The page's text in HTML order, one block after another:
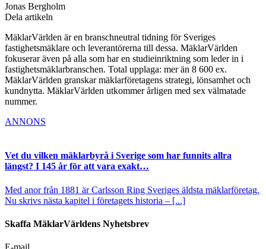
Jonas Bergholm
Dela artikeln
MäklarVärlden är en branschneutral tidning för Sveriges
fastighetsmäklare och leverantörerna till dessa. MäklarVärlden
fokuserar även på alla som har en studieinriktning som leder in i
fastighetsmäklarbranschen. Total upplaga: mer än 8 600 ex.
MäklarVärlden granskar mäklarföretagens strategi, lönsamhet och
kundnytta. MäklarVärlden utkommer årligen med sex välmatade
nummer.
ANNONS
Vet du vilken mäklarbyrå i Sverige som har funnits allra
längst? I 145 år för att vara exakt…
Med anor från 1881 är Carlsson Ring Sveriges äldsta mäklarföretag.
Nu skrivs nästa kapitel i företagets historia – [...]
Skaffa MäklarVärldens Nyhetsbrev
E-mail